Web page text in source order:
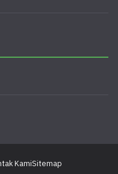
KamiSitemap